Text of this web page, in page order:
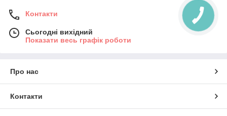
Контакти
Сьогодні вихідний
Показати весь графік роботи
Про нас
Контакти